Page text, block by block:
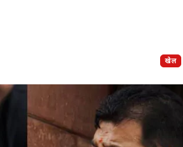
खेल